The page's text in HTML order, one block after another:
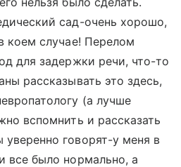
сад-очень хорошо,
коем случае! Перелом
для задержки речи, что-то
рассказывать это здесь,
(а лучше
вспомнить и рассказать
говорят-у меня в
все было нормально, а